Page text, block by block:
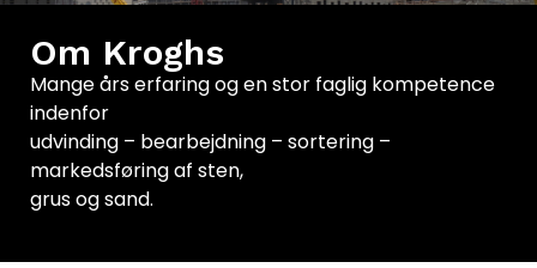
Om Kroghs
Mange års erfaring og en stor faglig kompetence
indenfor
udvinding – bearbejdning – sortering –
markedsføring af sten,
grus og sand.